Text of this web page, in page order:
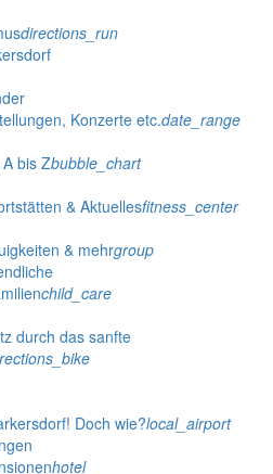
directions_run
Konzerte etc.date_range
bis Zbubble_chart
& Aktuellesfitness_center
& mehrgroup
child_care
durch das sanfte
Doch wie?local_airport
hotel